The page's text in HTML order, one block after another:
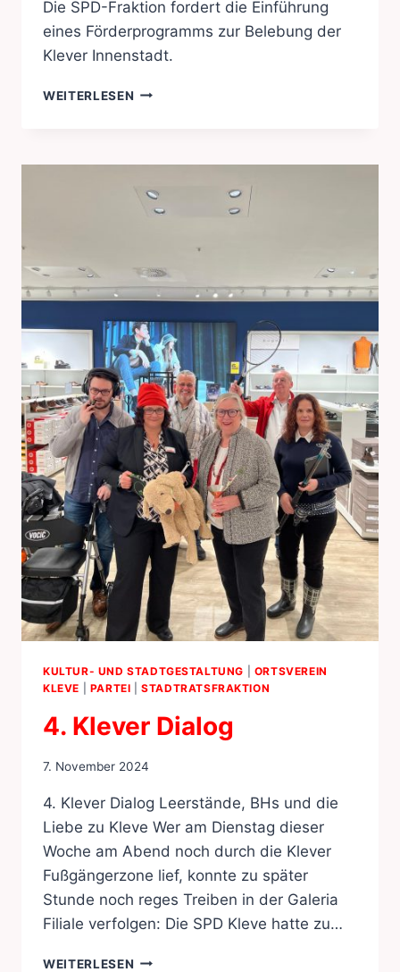
Die SPD-Fraktion fordert die Einführung
eines Förderprogramms zur Belebung der
Klever Innenstadt.
WEITERLESEN SOFORTPROGRAMM
KULTUR- UND STADTGESTALTUNG
ORTSVEREIN
KLEVE
PARTEI |STADTRATSFRAKTION
4. Klever Dialog
7. November 2024
4. Klever Dialog Leerstände, BHs und die
Liebe zu Kleve Wer am Dienstag dieser
Woche am Abend noch durch die Klever
Fußgängerzone lief, konnte zu später
Stunde noch reges Treiben in der Galeria
Filiale verfolgen: Die SPD Kleve hatte zu…
WEITERLESEN 4.